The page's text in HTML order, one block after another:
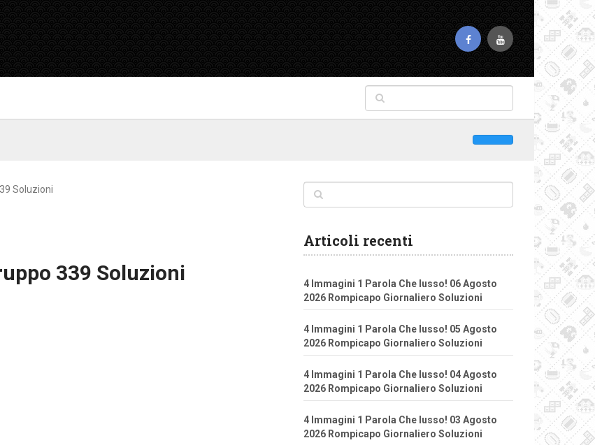
Soluzioni
339 Soluzioni
Articoli recenti
4 Immagini 1 Parola Che lusso! 06 Agosto
2026 Rompicapo Giornaliero Soluzioni
4 Immagini 1 Parola Che lusso! 05 Agosto
2026 Rompicapo Giornaliero Soluzioni
4 Immagini 1 Parola Che lusso! 04 Agosto
2026 Rompicapo Giornaliero Soluzioni
4 Immagini 1 Parola Che lusso! 03 Agosto
2026 Rompicapo Giornaliero Soluzioni